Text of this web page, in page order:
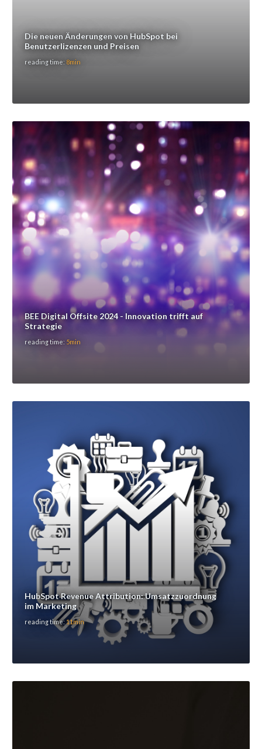
Die neuen Änderungen von HubSpot bei
Benutzerlizenzen und Preisen
reading time: 8min
BEE Digital Offsite 2024 - Innovation trifft auf
Strategie
reading time: 5min
HubSpot Revenue Attribution: Umsatzzuordnung
im Marketing
reading time: 11min